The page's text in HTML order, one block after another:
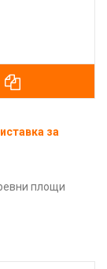
за
площи